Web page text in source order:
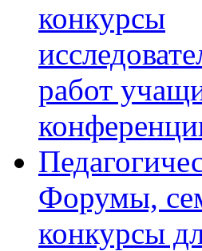
конкурсы
работ
Форумы,
конкурсы